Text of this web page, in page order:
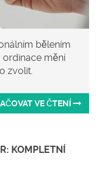
bělením
ordinace mění
zvolit.
VE ČTENÍ
KOMPLETNÍ